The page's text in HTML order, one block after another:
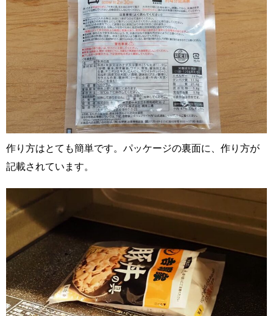
作り方はとても簡単です。パッケージの裏面に、作り方が
記載されています。